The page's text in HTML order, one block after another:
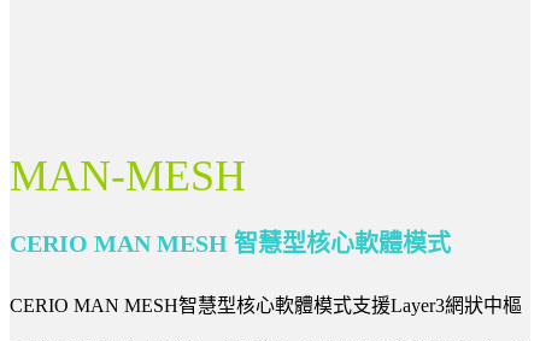
MAN-MESH
CERIO MAN MESH 智慧型核心軟體模式
CERIO MAN MESH智慧型核心軟體模式支援Layer3網狀中樞